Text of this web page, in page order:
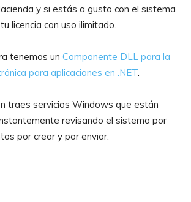
y si estás a gusto con el sistema
licencia con uso ilimitado.
tenemos un Componente DLL para la
para aplicaciones en .NET.
traes servicios Windows que están
revisando el sistema por
por crear y por enviar.